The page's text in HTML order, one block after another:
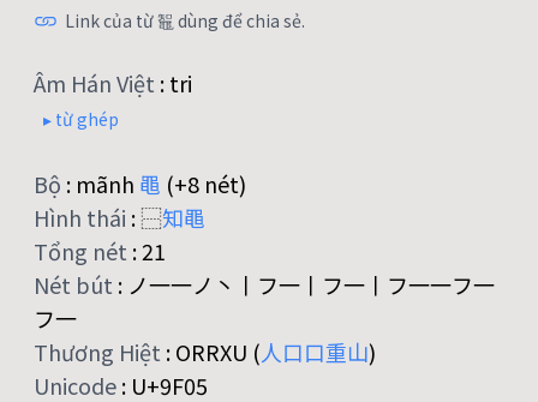
Link của từ 鼅 dùng để chia sẻ.
Âm Hán Việt :tri
▸ từ ghép
Bộ : mãnh 黽 (+8 nét)
Hình thái :⿱知黽
Tổng nét :21
Nét bút : ノ一一ノ丶丨フ一丨フ一丨フ一一フ一
フ一
Thương Hiệt :ORRXU (人口口重山)
Unicode: U+9F05